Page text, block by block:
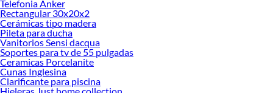
Telefonia Anker
Rectangular 30x20x2
Cerámicas tipo madera
Pileta para ducha
Vanitorios Sensi dacqua
Soportes para tv de 55 pulgadas
Ceramicas Porcelanite
Cunas Inglesina
Clarificante para piscina
Hieleras Just home collection